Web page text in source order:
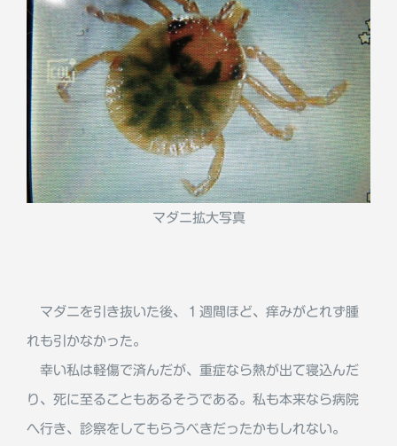
マダニ拡大写真
マダニを引き抜いた後、１週間ほど、痒みがとれず腫
れも引かなかった。
幸い私は軽傷で済んだが、重症なら熱が出て寝込んだ
り、死に至ることもあるそうである。私も本来なら病院
へ行き、診察をしてもらうべきだったかもしれない。